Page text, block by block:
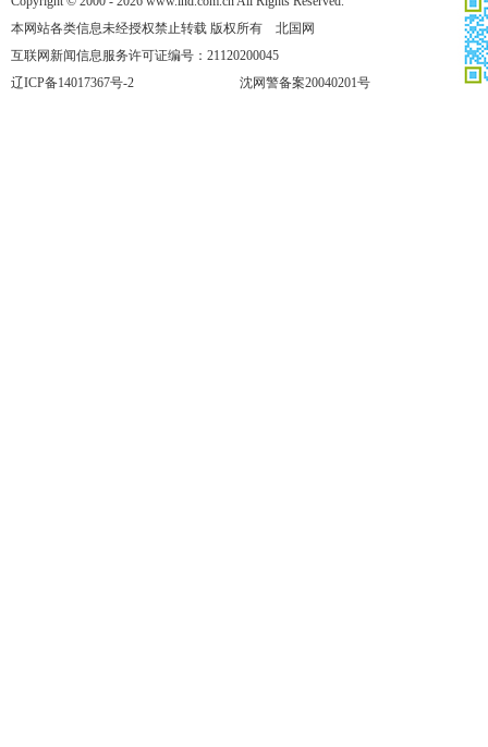
本网站各类信息未经授权禁止转载 版权所有 北国网
互联网新闻信息服务许可证编号：21120200045
辽ICP备14017367号-2
沈网警备案20040201号